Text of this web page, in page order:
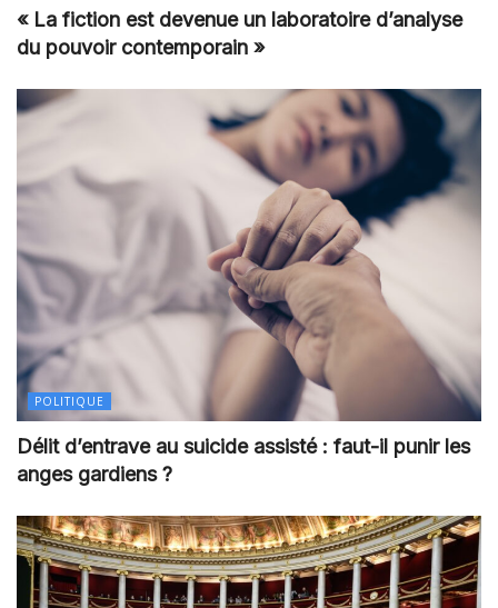
« La fiction est devenue un laboratoire d’analyse
du pouvoir contemporain »
POLITIQUE
Délit d’entrave au suicide assisté : faut-il punir les
anges gardiens ?